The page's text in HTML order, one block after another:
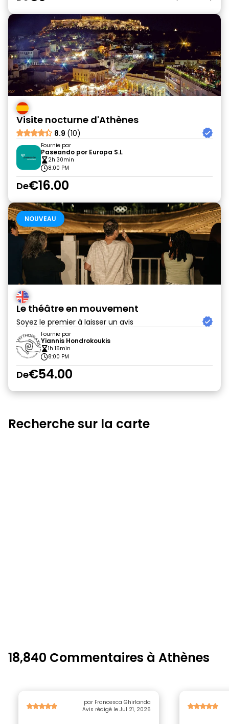
Visite nocturne d'Athènes
8.9 (10)
Fournie par
Paseando por Europa S.L
2h 30min
8:00 PM
De€16.00
NOUVEAU
Le théâtre en mouvement
Soyez le premier à laisser un avis
Fournie par
Yiannis Hondrokoukis
1h 15min
8:00 PM
De€54.00
Recherche sur la carte
18,840 Commentaires à Athènes
par Francesca Ghirlanda
Avis rédigé le Jul 21, 2026